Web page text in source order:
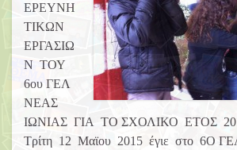
ΕΡΕΥΝΗ
ΤΙΚΩΝ
ΕΡΓΑΣΙΩ
Ν ΤΟΥ
6ου ΓΕΛ
ΝΕΑΣ
ΙΩΝΙΑΣ ΓΙΑ ΤΟ ΣΧΟΛΙΚΟ ΕΤΟΣ
Τρίτη 12 Μαϊου 2015 έγιε στο 6Ο